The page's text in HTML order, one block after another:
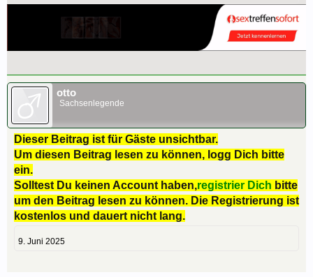
otto
Sachsenlegende
Dieser Beitrag ist für Gäste unsichtbar.
Um diesen Beitrag lesen zu können, logg Dich bitte
ein.
Solltest Du keinen Account haben,registrier Dich bitte
um den Beitrag lesen zu können. Die Registrierung ist
kostenlos und dauert nicht lang.
9. Juni 2025